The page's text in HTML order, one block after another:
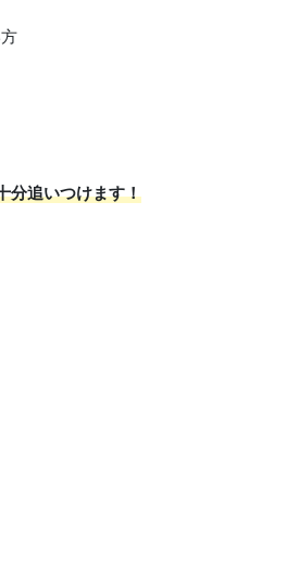
分追いつけます！